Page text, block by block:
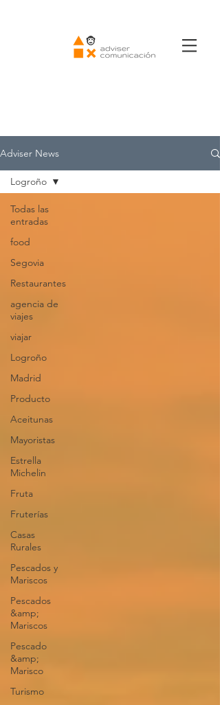
Adviser News
Todas las
entradas
food
Segovia
Restaurantes
agencia de
viajes
viajar
Logroño
Madrid
Producto
Aceitunas
Mayoristas
Estrella
Michelin
Fruta
Fruterías
Casas
Rurales
Pescados y
Mariscos
Pescados
&amp;
Mariscos
Pescado
&amp;
Marisco
Turismo
Logroño